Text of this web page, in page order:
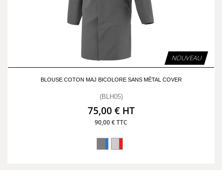
NOUVEAU
BLOUSE COTON MAJ BICOLORE SANS MÉTAL COVER
(BLH05)
75,00 € HT
90,00 € TTC